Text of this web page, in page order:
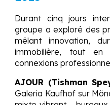
Durant cinq jours
groupe a exploré des
mêlant innovation,
immobilière, tout en
connexions
AJOUR (Tishman
Galeria Kaufhof sur